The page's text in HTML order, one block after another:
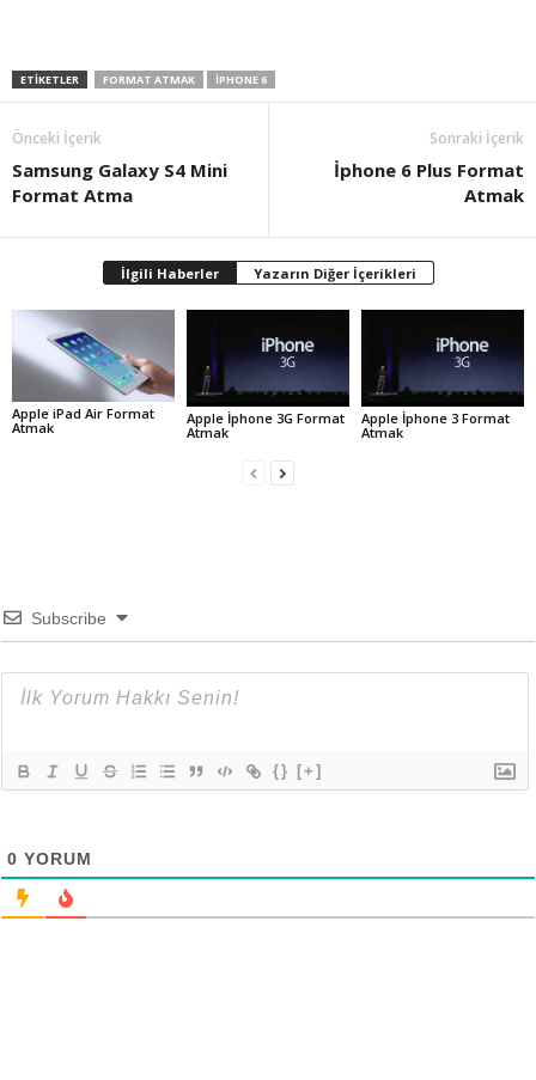
ETIKETLER FORMAT ATMAK IPHONE 6
Önceki İçerik
Samsung Galaxy S4 Mini
Format Atma
Sonraki İçerik
İphone 6 Plus Format
Atmak
İlgili Haberler Yazarın Diğer İçerikleri
Apple iPad Air Format
Atmak
Apple İphone 3G Format
Atmak
Apple İphone 3 Format
Atmak
Subscribe
{} [+]
0 YORUM